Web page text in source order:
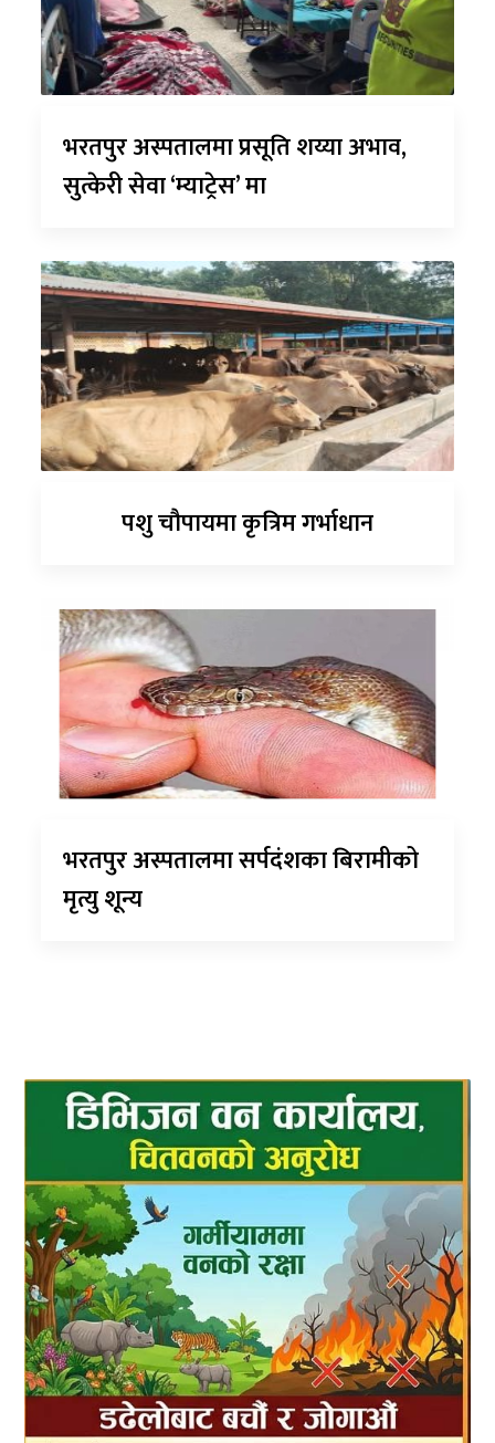
भरतपुर अस्पतालमा प्रसूति शय्या अभाव,
सुत्केरी सेवा ‘म्याट्रेस’ मा
पशु चौपायमा कृत्रिम गर्भाधान
भरतपुर अस्पतालमा सर्पदंशका बिरामीको
मृत्यु शून्य